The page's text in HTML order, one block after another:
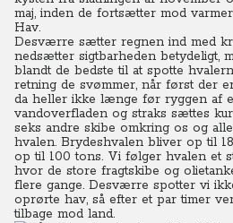
maj, inden de fortsætter mod
Hav.
Desværre sætter regnen ind med
nedsætter sigtbarheden betydeligt,
blandt de bedste til at spotte
retning de svømmer, når først der
da heller ikke længe før ryggen af
vandoverfladen og straks sættes
seks andre skibe omkring os og
hvalen. Brydeshvalen bliver op til
op til 100 tons. Vi følger hvalen et
hvor de store fragtskibe og
flere gange. Desværre spotter vi
oprørte hav, så efter et par timer
tilbage mod land.